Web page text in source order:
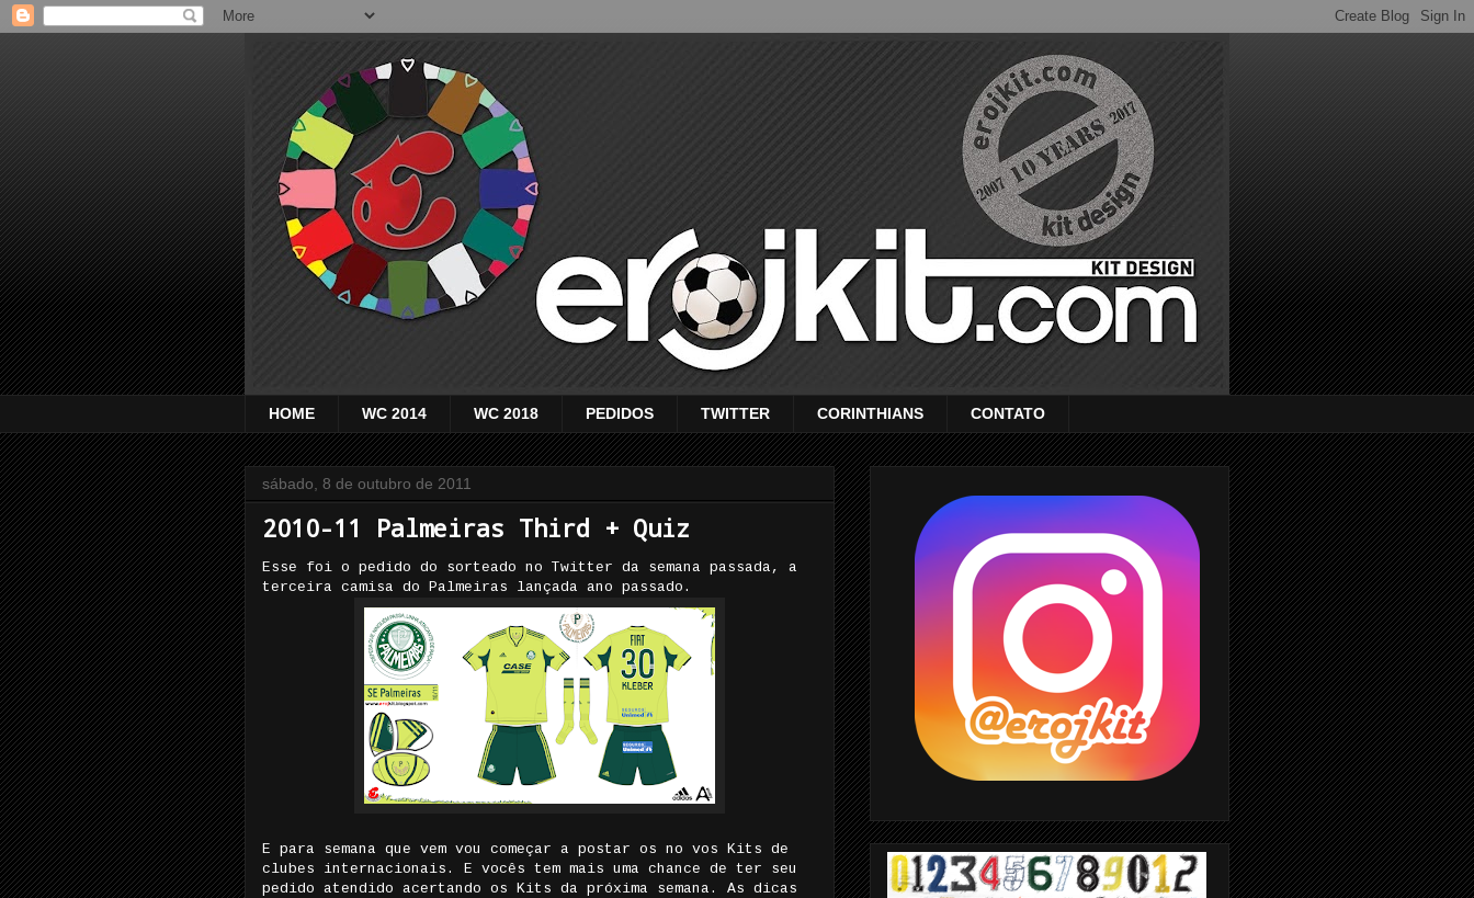
HOME WC 2014 WC 2018 PEDIDOS TWITTER CORINTHIANS CONTATO
sábado, 8 de outubro de 2011
2010-11 Palmeiras Third + Quiz
Esse foi o pedido do sorteado no Twitter da semana passada, a
terceira camisa do Palmeiras lançada ano passado.
E para semana que vem vou começar a postar os no vos Kits de
clubes internacionais. E vocês tem mais uma chance de ter seu
pedido atendido acertando os Kits da próxima semana. As dicas